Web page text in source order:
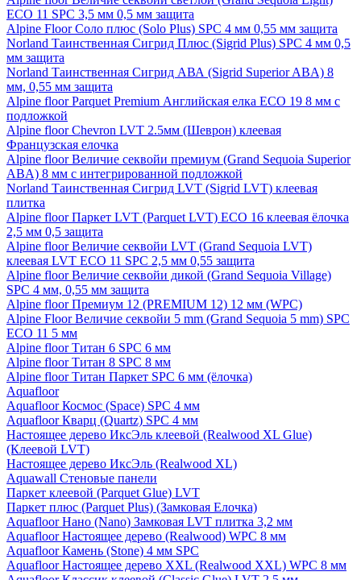
ECO 11 SPC 3,5 мм 0,5 мм защита
Alpine Floor Соло плюс (Solo Plus) SPC 4 мм 0,55 мм защита
Norland Таинственная Сигрид Плюс (Sigrid Plus) SPC 4 мм 0,5
мм защита
Norland Таинственная Сигрид АВА (Sigrid Superior ABA) 8
мм, 0,55 мм защита
Alpine floor Parquet Premium Английская елка ECO 19 8 мм с
подложкой
Alpine floor Chevron LVT 2.5мм (Шеврон) клеевая
Французская елочка
Alpine floor Величие секвойи премиум (Grand Sequoia Superior
ABA) 8 мм с интегрированной подложкой
Norland Таинственная Сигрид LVT (Sigrid LVT) клеевая
плитка
Alpine floor Паркет LVT (Parquet LVT) ECO 16 клеевая ёлочка
2,5 мм 0,5 защита
Alpine floor Величие секвойи LVT (Grand Sequoia LVT)
клеевая LVT ECO 11 SPC 2,5 мм 0,55 защита
Alpine floor Величие секвойи дикой (Grand Sequoia Village)
SPC 4 мм, 0,55 мм защита
Alpine floor Премиум 12 (PREMIUM 12) 12 мм (WPC)
Alpine Floor Величие секвойи 5 mm (Grand Sequoia 5 mm) SPC
ECO 11 5 мм
Alpine floor Титан 6 SPC 6 мм
Alpine floor Титан 8 SPC 8 мм
Alpine floor Титан Паркет SPC 6 мм (ёлочка)
Aquafloor
Aquafloor Космос (Space) SPC 4 мм
Aquafloor Кварц (Quartz) SPC 4 мм
Настоящее дерево ИксЭль клеевой (Realwood XL Glue)
(Клеевой LVT)
Настоящее дерево ИксЭль (Realwood XL)
Aquawall Стеновые панели
Паркет клеевой (Parquet Glue) LVT
Паркет плюс (Parquet Plus) (Замковая Елочка)
Aquafloor Нано (Nano) Замковая LVT плитка 3,2 мм
Aquafloor Настоящее дерево (Realwood) WPC 8 мм
Aquafloor Камень (Stone) 4 мм SPC
Aquafloor Настоящее дерево XXL (Realwood XXL) WPC 8 мм